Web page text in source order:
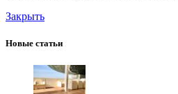
Закрыть
Новые статьи